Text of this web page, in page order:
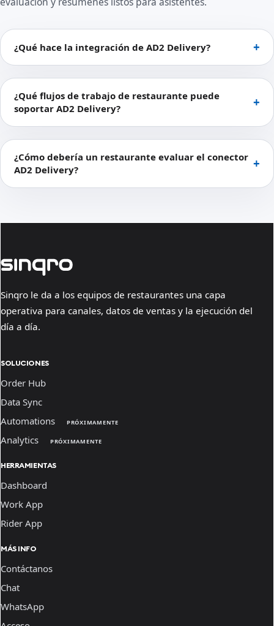
¿Qué hace la integración de AD2 Delivery?
¿Qué flujos de trabajo de restaurante puede
soportar AD2 Delivery?
¿Cómo debería un restaurante evaluar el conector
AD2 Delivery?
Sinqro le da a los equipos de restaurantes una capa
operativa para canales, datos de ventas y la ejecución del
día a día.
SOLUCIONES
Order Hub
Data Sync
Automations
PRÓXIMAMENTE
Analytics PRÓXIMAMENTE
HERRAMIENTAS
Dashboard
Work App
Rider App
MÁS INFO
Contáctanos
Chat
WhatsApp